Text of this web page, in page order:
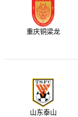
重庆铜梁龙
山东泰山